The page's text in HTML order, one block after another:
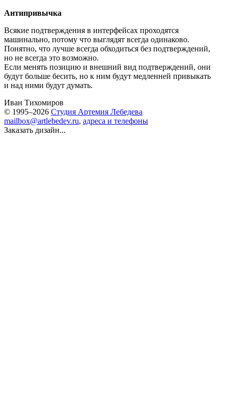
Антипривычка
Всякие подтверждения в интерфейсах проходятся
машинально, потому что выглядят всегда одинаково.
Понятно, что лучше всегда обходиться без подтверждений,
но не всегда это возможно.
Если менять позицию и внешний вид подтверждений, они
будут больше бесить, но к ним будут медленней привыкать
и над ними будут думать.
Иван Тихомиров
© 1995–2026 Студия Артемия Лебедева
mailbox@artlebedev.ru, адреса и телефоны
Заказать дизайн...